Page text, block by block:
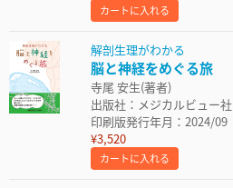
カートに入れる
解剖生理がわかる
脳と神経をめぐる旅
寺尾 安生(著者)
出版社：メジカルビュー社
印刷版発行年月：2024/09
¥3,520
カートに入れる